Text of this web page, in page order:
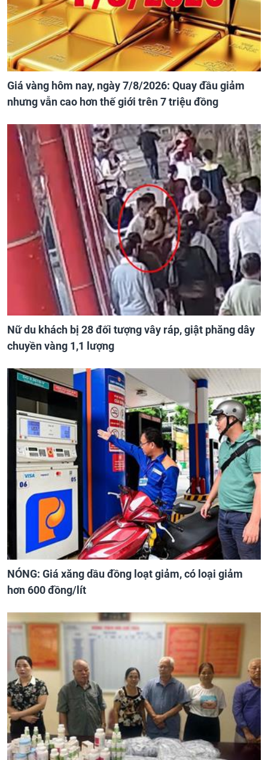
Giá vàng hôm nay, ngày 7/8/2026: Quay đầu giảm
nhưng vẫn cao hơn thế giới trên 7 triệu đồng
Nữ du khách bị 28 đối tượng vây ráp, giật phăng dây
chuyền vàng 1,1 lượng
NÓNG: Giá xăng dầu đồng loạt giảm, có loại giảm
hơn 600 đồng/lít